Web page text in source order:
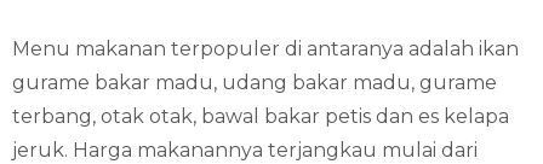
Menu makanan terpopuler di antaranya adalah ikan
gurame bakar madu, udang bakar madu, gurame
terbang, otak otak, bawal bakar petis dan es kelapa
jeruk. Harga makanannya terjangkau mulai dari